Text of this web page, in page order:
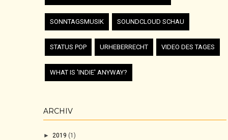
SONNTAGSMUSIK SOUNDCLOUD SCHAU
STATUS POP URHEBERRECHT VIDEO DES TAGES
WHAT IS 'INDIE' ANYWAY?
ARCHIV
► 2019 (1)